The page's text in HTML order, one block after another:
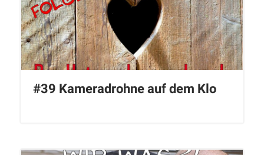
#39 Kameradrohne auf dem Klo